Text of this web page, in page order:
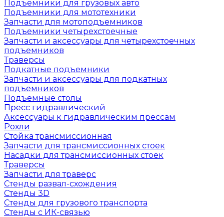
Подъемники для грузовых авто
Подъемники для мототехники
Запчасти для мотоподъемников
Подъемники четырехстоечные
Запчасти и аксессуары для четырехстоечных
подъемников
Траверсы
Подкатные подъемники
Запчасти и аксессуары для подкатных
подъемников
Подъемные столы
Пресс гидравлический
Аксессуары к гидравлическим прессам
Рохли
Стойка трансмиссионная
Запчасти для трансмиссионных стоек
Насадки для трансмиссионных стоек
Траверсы
Запчасти для траверс
Стенды развал-схождения
Стенды 3D
Стенды для грузового транспорта
Стенды с ИК-связью